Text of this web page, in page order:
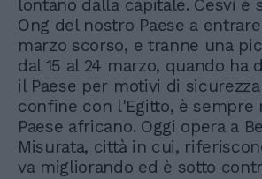
lontano dalla capitale. Cesvi è
Ong del nostro Paese a
marzo scorso, e tranne una
dal 15 al 24 marzo, quando ha
il Paese per motivi di
confine con l'Egitto, è sempre
Paese africano. Oggi opera a
Misurata, città in cui,
va migliorando ed è sotto